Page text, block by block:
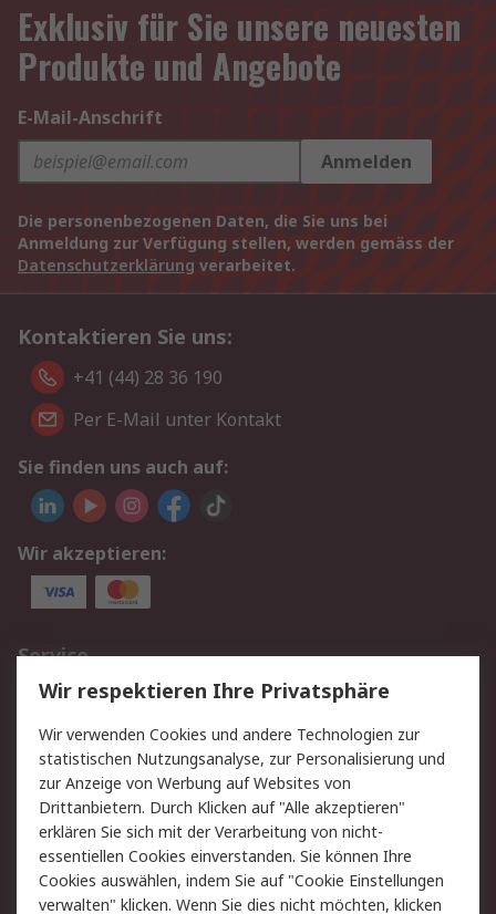
Exklusiv für Sie unsere neuesten
Produkte und Angebote
E-Mail-Anschrift
Anmelden
Die personenbezogenen Daten, die Sie uns bei
Anmeldung zur Verfügung stellen, werden gemäss der
Datenschutzerklärung verarbeitet.
Kontaktieren Sie uns:
+41 (44) 28 36 190
Per E-Mail unter Kontakt
Sie finden uns auch auf:
Wir akzeptieren:
Service
Value Added Services
Lieferlösungen
Rücksendungen
Kontakt
Hilfe
Rechtliches
AGB
Datenschutz
Cookie-Richtlinie
Zahlungsbedingungen
Wir respektieren Ihre Privatsphäre
Wir verwenden Cookies und andere Technologien zur
statistischen Nutzungsanalyse, zur Personalisierung und
zur Anzeige von Werbung auf Websites von
Drittanbietern. Durch Klicken auf "Alle akzeptieren"
erklären Sie sich mit der Verarbeitung von nicht-
essentiellen Cookies einverstanden. Sie können Ihre
Cookies auswählen, indem Sie auf "Cookie Einstellungen
verwalten" klicken. Wenn Sie dies nicht möchten, klicken